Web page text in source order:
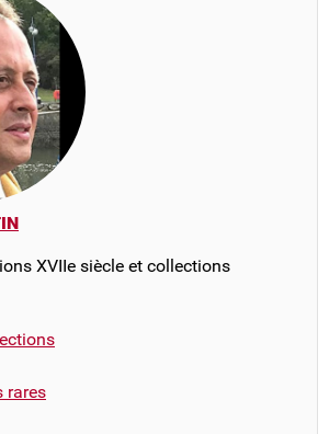
XVIIe siècle et collections
rares